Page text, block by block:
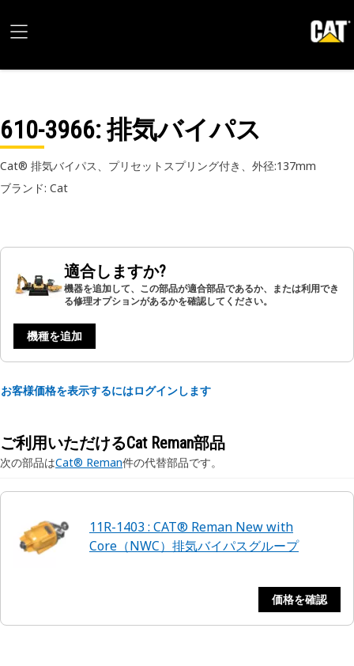
610-3966: 排気バイパス
Cat® 排気バイパス、プリセットスプリング付き、外径:137mm
ブランド: Cat
適合しますか?
機器を追加して、この部品が適合部品であるか、または利用でき
る修理オプションがあるかを確認してください。
機種を追加
お客様価格を表示するにはログインします
ご利用いただけるCat Reman部品
次の部品はCat® Reman件の代替部品です。
11R-1403 : CAT® Reman New with
Core（NWC）排気バイパスグループ
価格を確認